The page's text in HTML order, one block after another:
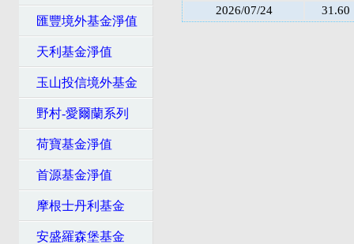
匯豐境外基金淨值
天利基金淨值
玉山投信境外基金
野村-愛爾蘭系列
荷寶基金淨值
首源基金淨值
摩根士丹利基金
安盛羅森堡基金
2026/07/24
31.60